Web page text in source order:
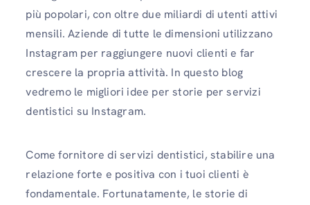
più popolari, con oltre due miliardi di utenti attivi
mensili. Aziende di tutte le dimensioni utilizzano
Instagram per raggiungere nuovi clienti e far
crescere la propria attività. In questo blog
vedremo le migliori idee per storie per servizi
dentistici su Instagram.
Come fornitore di servizi dentistici, stabilire una
relazione forte e positiva con i tuoi clienti è
fondamentale. Fortunatamente, le storie di